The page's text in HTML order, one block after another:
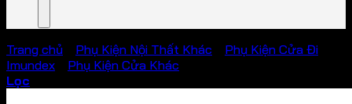
Trang chủ Phụ Kiện Nội Thất Khác
Phụ Kiện Cửa Đi
Imundex
Phụ Kiện Cửa Khác
Lọc